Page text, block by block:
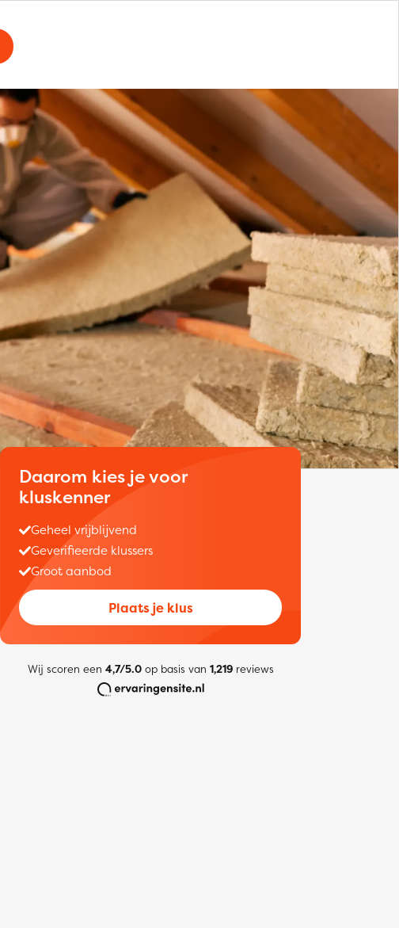
Daarom kies je voor
kluskenner
Geheel vrijblijvend
Geverifieerde klussers
Groot aanbod
Plaats je klus
Wij scoren een 4,7/5.0op basis van 1,219reviews